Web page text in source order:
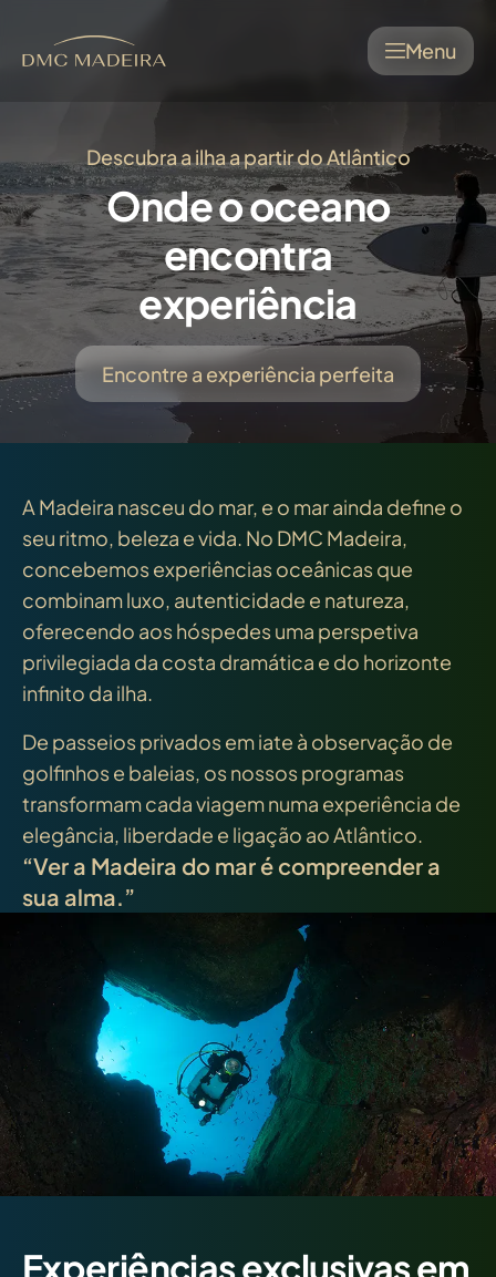
Menu
Descubra a ilha a partir do Atlântico
Onde o oceano
encontra
experiência
Encontre a experiência perfeita
A Madeira nasceu do mar, e o mar ainda define o
seu ritmo, beleza e vida. No DMC Madeira,
concebemos experiências oceânicas que
combinam luxo, autenticidade e natureza,
oferecendo aos hóspedes uma perspetiva
privilegiada da costa dramática e do horizonte
infinito da ilha.
De passeios privados em iate à observação de
golfinhos e baleias, os nossos programas
transformam cada viagem numa experiência de
elegância, liberdade e ligação ao Atlântico.
“Ver a Madeira do mar é compreender a
sua alma.”
Experiências exclusivas em